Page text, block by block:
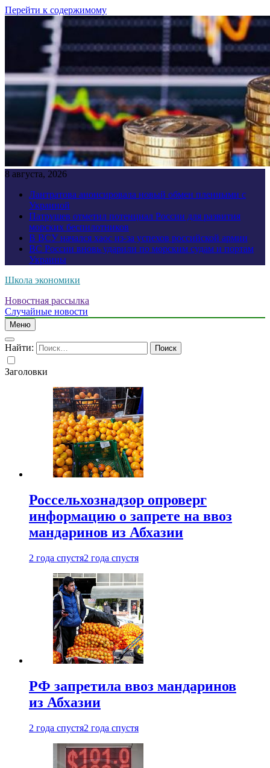
Перейти к содержимому
8 августа, 2026
Лантратова анонсировала новый обмен пленными с
Украиной
Патрушев отметил потенциал России для развития
морских беспилотников
В ВСУ начался хаос из-за успехов российской армии
ВС России вновь ударили по морским судам и портам
Украины
Школа экономики
Новостная рассылка
Случайные новости
Меню
Найти:
Заголовки
Россельхознадзор опроверг
информацию о запрете на ввоз
мандаринов из Абхазии
2 года спустя2 года спустя
РФ запретила ввоз мандаринов
из Абхазии
2 года спустя2 года спустя